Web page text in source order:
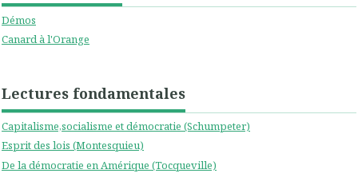
Démos
Canard à l'Orange
Lectures fondamentales
Capitalisme,socialisme et démocratie (Schumpeter)
Esprit des lois (Montesquieu)
De la démocratie en Amérique (Tocqueville)